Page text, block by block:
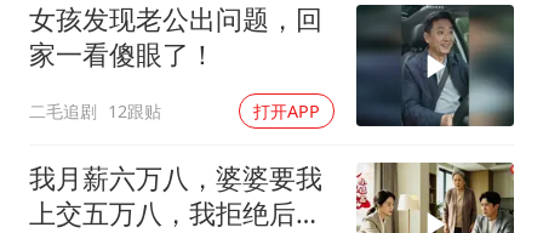
女孩发现老公出问题，回
家一看傻眼了！
二毛追剧 12跟贴 打开APP
我月薪六万八，婆婆要我
上交五万八，我拒绝后她